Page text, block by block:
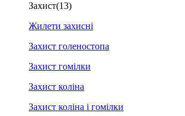
Захист(13)
Жилети захисні
Захист голеностопа
Захист гомілки
Захист коліна
Захист коліна і гомілки